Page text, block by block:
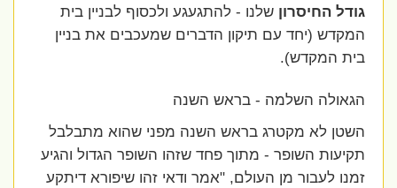
גודל החיסרוןשלנו - להתגעגע ולכסוף לבניין בית
המקדש (יחד עם תיקון הדברים שמעכבים את בניין
בית המקדש).
הגאולה השלמה - בראש השנה
השטן לא מקטרג בראש השנה מפני שהוא מתבלבל
תקיעות השופר - מתוך פחד שזהו השופר הגדול והגיע
זמנו לעבור מן העולם, "אמר ודאי זהו שיפורא דיתקע